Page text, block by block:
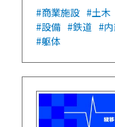
#商業施設 #土木
#設備 #鉄道 #
#躯体